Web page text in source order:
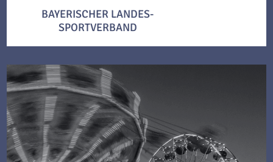
BAYERISCHER LANDES-
SPORTVERBAND